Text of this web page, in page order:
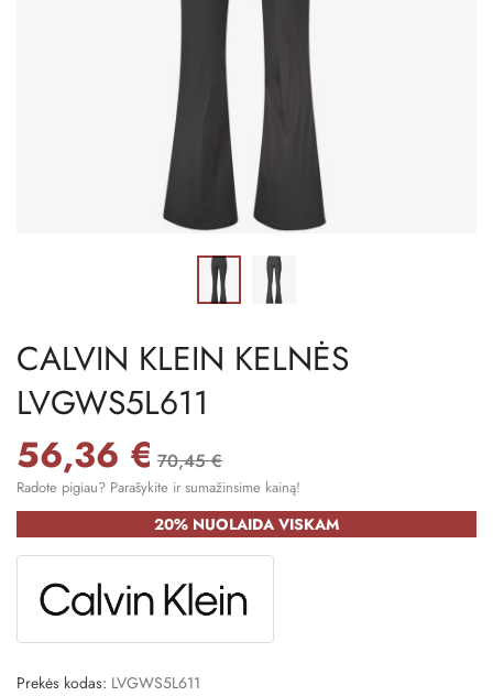
CALVIN KLEIN KELNĖS
LVGWS5L611
56,36 € 70,45 €
Radote pigiau? Parašykite ir sumažinsime kainą!
20% NUOLAIDA VISKAM
Prekės kodas: LVGWS5L611